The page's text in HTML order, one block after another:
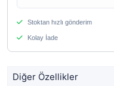
Stoktan hızlı gönderim
Kolay İade
Diğer Özellikler